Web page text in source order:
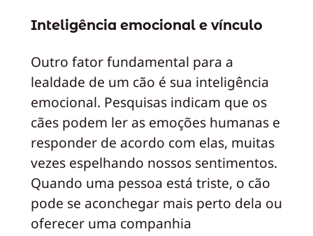
Inteligência emocional e vínculo
Outro fator fundamental para a
lealdade de um cão é sua inteligência
emocional. Pesquisas indicam que os
cães podem ler as emoções humanas e
responder de acordo com elas, muitas
vezes espelhando nossos sentimentos.
Quando uma pessoa está triste, o cão
pode se aconchegar mais perto dela ou
oferecer uma companhia